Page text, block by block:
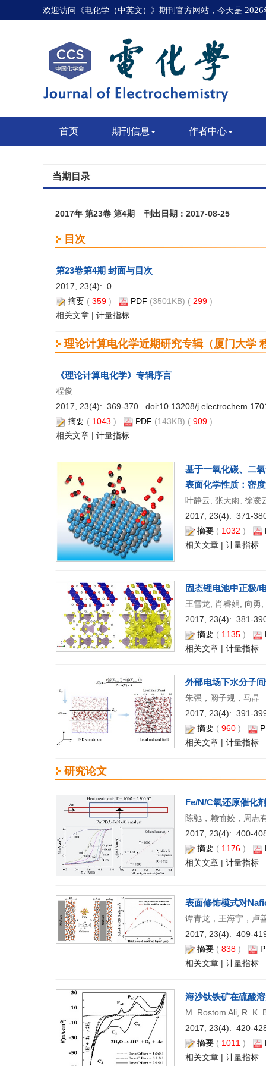
欢迎访问《电化学（中英文）》期刊官方网站，今天是
首页 期刊信息 作者中心
当期目录
2017年 第23卷 第4期 刊出日期：2017-08-25
目次
第23卷第4期 封面与目次
2017, 23(4): 0.
摘要 ( 359 ) PDF (3501KB) ( 299 )
相关文章 | 计量指标
理论计算电化学近期研究专辑（厦门大学
《理论计算电化学》专辑序言
程俊
2017, 23(4): 369-370. doi:10.13208/
摘要 ( 1043 ) PDF (143KB) ( 909 )
相关文章 | 计量指标
基于一氧化碳、二
表面化学性质：密
叶静云, 张天雨, 徐凌
2017, 23(4): 371-
摘要( 1032 )
相关文章| 计量指标
固态锂电池中正极/
王雪龙, 肖睿娟, 向勇
2017, 23(4): 381-
摘要( 1135)
相关文章| 计量指标
外部电场下水分子
朱强，阚子规，马晶
2017, 23(4): 391-
摘要( 960)
相关文章| 计量指标
研究论文
Fe/N/C氧还原催化
陈驰，赖愉姣，周志
2017, 23(4): 400-
摘要( 1176)
相关文章| 计量指标
表面修饰模式对
谭青龙，王海宁，卢
2017, 23(4): 409-
摘要( 838)
相关文章| 计量指标
海沙钛铁矿在硫酸
M. Rostom Ali, R. K.
2017, 23(4): 420-
摘要( 1011 )
相关文章| 计量指标